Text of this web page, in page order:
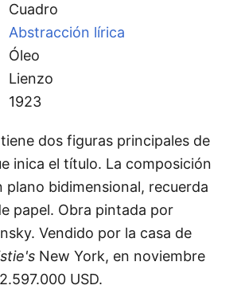
Cuadro
Abstracción lírica
Óleo
Lienzo
1923
dos figuras principales de
inica el título. La composición
plano bidimensional, recuerda
papel. Obra pintada por
Vendido por la casa de
New York, en noviembre
USD.